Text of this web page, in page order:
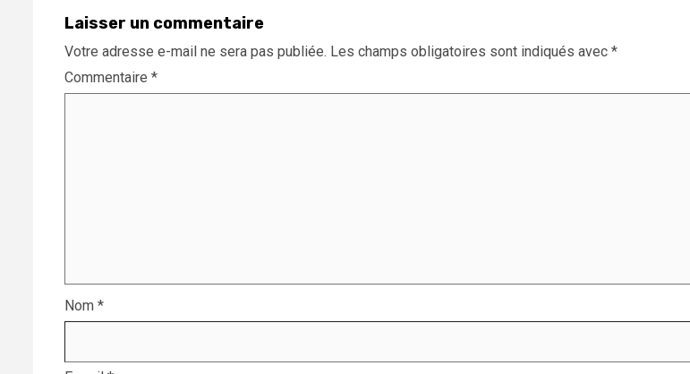
Laisser un commentaire
Votre adresse e-mail ne sera pas publiée. Les champs obligatoires sont indiqués avec *
Commentaire *
Nom *